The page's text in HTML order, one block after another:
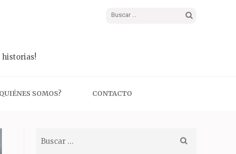
Buscar:
historias!
SOMOS? CONTACTO